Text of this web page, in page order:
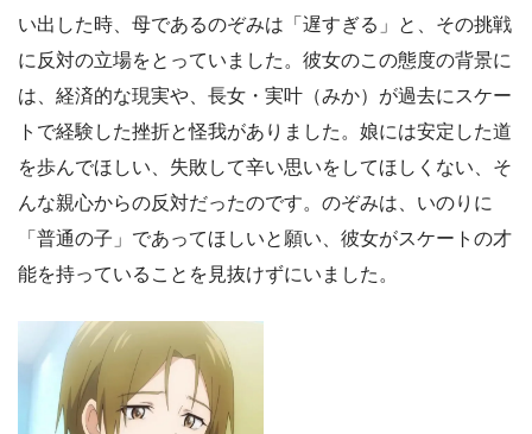
い出した時、母であるのぞみは「遅すぎる」と、その挑戦
に反対の立場をとっていました。彼女のこの態度の背景に
は、経済的な現実や、長女・実叶（みか）が過去にスケー
トで経験した挫折と怪我がありました。娘には安定した道
を歩んでほしい、失敗して辛い思いをしてほしくない、そ
んな親心からの反対だったのです。のぞみは、いのりに
「普通の子」であってほしいと願い、彼女がスケートの才
能を持っていることを見抜けずにいました。